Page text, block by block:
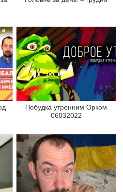
Побудка утренним Орком
06032022